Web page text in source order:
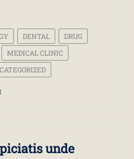
DENTAL
DRUG
MEDICAL CLINIC
unde